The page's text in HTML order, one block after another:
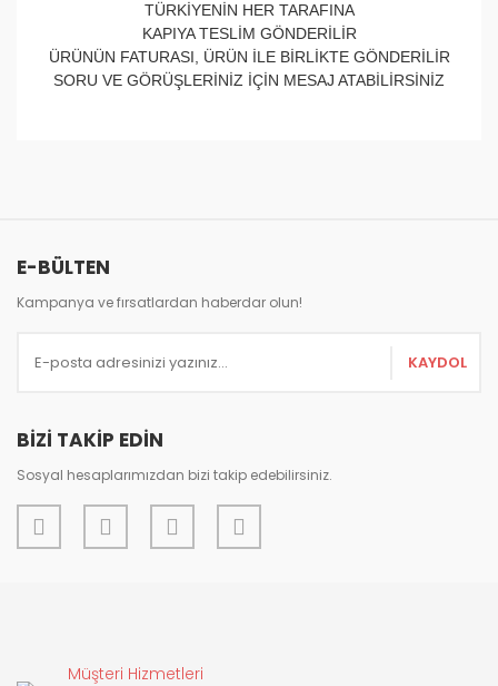
TÜRKİYENİN HER TARAFINA
KAPIYA TESLİM GÖNDERİLİR
ÜRÜNÜN FATURASI, ÜRÜN İLE BİRLİKTE GÖNDERİLİR
SORU VE GÖRÜŞLERİNİZ İÇİN MESAJ ATABİLİRSİNİZ
Ürün resmi kalitesiz, bozuk veya görüntülenemiyor.
Ürün açıklamasında eksik bilgiler bulunuyor.
Ürün fiyatı diğer sitelerden daha pahalı.
Gönder
E-BÜLTEN
Kampanya ve fırsatlardan haberdar olun!
KAYDOL
BİZİ TAKİP EDİN
Sosyal hesaplarımızdan bizi takip edebilirsiniz.
Müşteri Hizmetleri